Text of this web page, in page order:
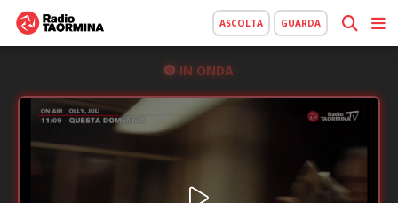
ASCOLTA GUARDA
IN ONDA